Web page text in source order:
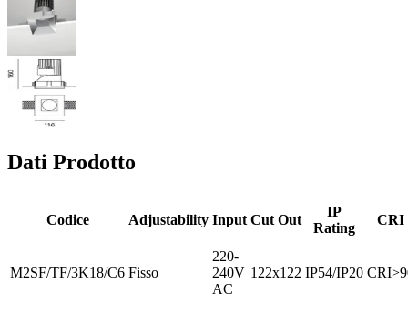
Dati Prodotto
Codice Adjustability Input Cut Out
IP
Rating
CRI
M2SF/TF/3K18/C6 Fisso
220-
240V
AC
122x122 IP54/IP20